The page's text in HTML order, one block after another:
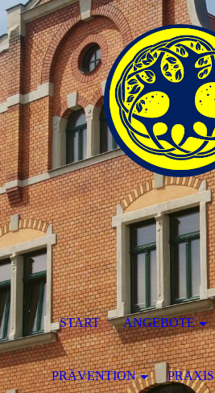
START ANGEBOTE
PRÄVENTION PRAXIS